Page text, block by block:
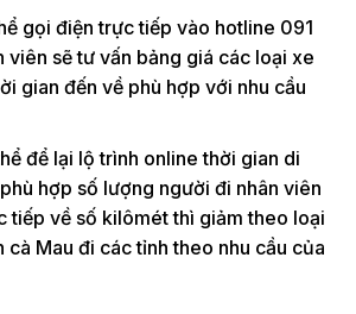
gọi điện trực tiếp vào hotline 091
viên sẽ tư vấn bảng giá các loại xe
gian đến về phù hợp với nhu cầu
để lại lộ trình online thời gian di
hợp số lượng người đi nhân viên
tiếp về số kilômét thì giảm theo loại
cà Mau đi các tỉnh theo nhu cầu của